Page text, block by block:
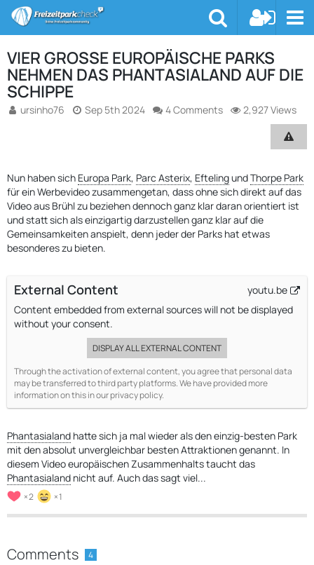
VIER GROSSE EUROPÄISCHE PARKS N
EHMEN DAS PHANTASIALAND AUF DIE S
CHIPPE
ursinho76 Sep 5th 2024 4 Comments 2,927 Views
Nun haben sich Europa Park, Parc Asterix, EftelingundThorpe Park
für ein Werbevideo zusammengetan, dass ohne sich direkt auf das
Video aus Brühl zu beziehen dennoch ganz klar daran orientiert ist
und statt sich als einzigartig darzustellen ganz klar auf die
Gemeinsamkeiten anspielt, denn jeder der Parks hat etwas
besonderes zu bieten.
External Content
youtu.be
Content embedded from external sources will not be displayed
without your consent.
DISPLAY ALL EXTERNAL CONTENT
Through the activation of external content, you agree that personal data
may be transferred to third party platforms. We have provided more
information on this in our privacy policy.
Phantasialand hatte sich ja mal wieder als den einzig-besten Park
mit den absolut unvergleichbar besten Attraktionen genannt. In
diesem Video europäischen Zusammenhalts taucht das
Phantasialand nicht auf. Auch das sagt viel...
2 1
Comments 4